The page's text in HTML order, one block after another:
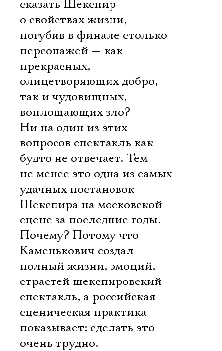
сказать Шекспир
о свойствах жизни,
погубив в финале столько
персонажей — как
прекрасных,
олицетворяющих добро,
так и чудовищных,
воплощающих зло?
Ни на один из этих
вопросов спектакль как
будто не отвечает. Тем
не менее это одна из самых
удачных постановок
Шекспира на московской
сцене за последние годы.
Почему? Потому что
Каменькович создал
полный жизни, эмоций,
страстей шекспировский
спектакль, а российская
сценическая практика
показывает: сделать это
очень трудно.